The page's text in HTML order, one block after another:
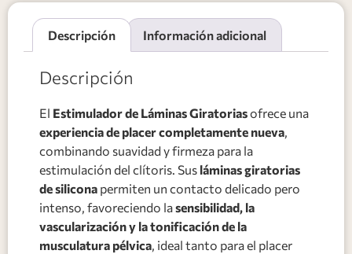
Descripción Información adicional
Descripción
El Estimulador de Láminas Giratoriasofrece una
experiencia de placer completamente nueva,
combinando suavidad y firmeza para la
estimulación del clítoris. Sus láminas giratorias
de silicona permiten un contacto delicado pero
intenso, favoreciendo lasensibilidad, la
vascularización y la tonificación de la
musculatura pélvica, ideal tanto para el placer